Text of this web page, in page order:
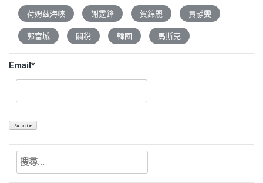
荷姆茲海峽 謝霆鋒 賀錦麗 賈靜雯
郭富城 關稅 韓國 馬斯克
Email*
搜